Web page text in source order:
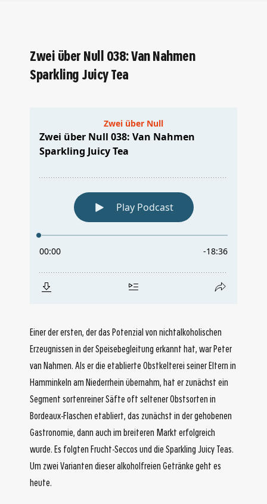
Zwei über Null 038: Van Nahmen
Sparkling Juicy Tea
Einer der ersten, der das Potenzial von nichtalkoholischen
Erzeugnissen in der Speisebegleitung erkannt hat, war Peter
van Nahmen. Als er die etablierte Obstkelterei seiner Eltern in
Hamminkeln am Niederrhein übernahm, hat er zunächst ein
Segment sortenreiner Säfte oft seltener Obstsorten in
Bordeaux-Flaschen etabliert, das zunächst in der gehobenen
Gastronomie, dann auch im breiteren Markt erfolgreich
wurde. Es folgten Frucht-Seccos und die Sparkling Juicy Teas.
Um zwei Varianten dieser alkoholfreien Getränke geht es
heute.